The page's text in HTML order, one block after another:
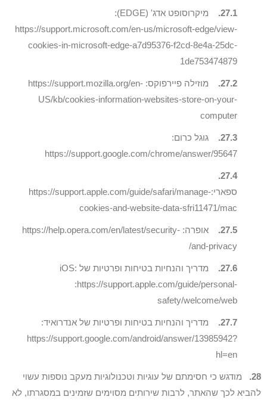
27.1.
מיקרוסופט אדג' (EDGE):
https://support.microsoft.com/en-us/microsoft-edge/view-
cookies-in-microsoft-edge-a7d95376-f2cd-8e4a-25dc-
1de753474879
27.2.
מוזילה פיירפוקס: https://support.mozilla.org/en-
US/kb/cookies-information-websites-store-on-your-
computer
27.3.
גוגל כרום:
https://support.google.com/chrome/answer/95647
27.4.
ספארי:https://support.apple.com/guide/safari/manage-
cookies-and-website-data-sfri11471/mac
27.5.
אופרה: https://help.opera.com/en/latest/security-
and-privacy/
27.6.
מדריך והנחיות בטיחות ופרטיות של iOS:
:https://support.apple.com/guide/personal-
safety/welcome/web
27.7.
מדריך והנחיות בטיחות ופרטיות של אנדרואיד:
https://support.google.com/android/answer/13985942?
hl=en
28.
מודגש כי חסימתם של עוגיות וטכנולוגיות מעקב נוספות עשוי
להביא לכך שהאתר, לרבות שירותים מסוימים שזמינים במסגרתו, לא